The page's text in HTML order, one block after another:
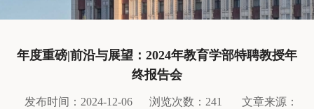
年度重磅|前沿与展望：2024年教育学部特聘教授年
终报告会
发布时间：2024-12-06 浏览次数： 241
文章来源：